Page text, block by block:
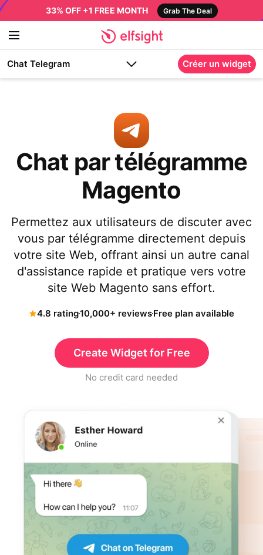
33% OFF +1 FREE MONTH Grab The Deal
Chat Telegram Créer un widget
Chat par télégramme
Magento
Permettez aux utilisateurs de discuter avec
vous par télégramme directement depuis
votre site Web, offrant ainsi un autre canal
d'assistance rapide et pratique vers votre
site Web Magento sans effort.
4.8 rating10,000+ reviewsFree plan available
Create Widget for Free
No credit card needed